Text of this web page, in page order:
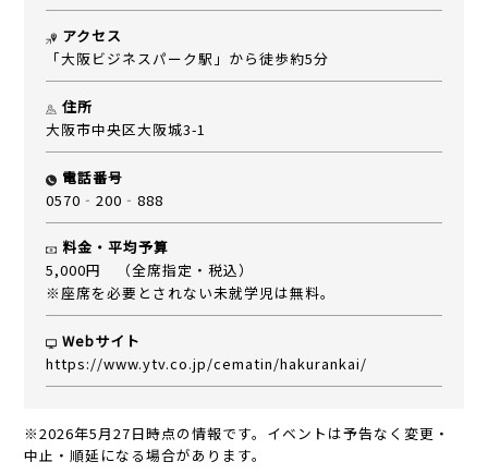
アクセス
「大阪ビジネスパーク駅」から徒歩約5分
住所
大阪市中央区大阪城3-1
電話番号
0570‐200‐888
料金・平均予算
5,000円 （全席指定・税込）
※座席を必要とされない未就学児は無料。
Webサイト
https://www.ytv.co.jp/cematin/hakurankai/
※2026年5月27日時点の情報です。イベントは予告なく変更・
中止・順延になる場合があります。